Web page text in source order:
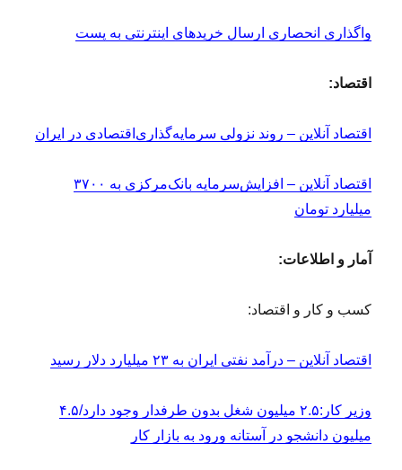
واگذاری انحصاری ارسال خریدهای اینترنتی به پست
اقتصاد:
اقتصاد آنلاین – روند نزولی سرمایه‌گذاری‌اقتصادی در ایران
اقتصاد آنلاین – افزایش‌سرمایه بانک‌مرکزی به ۳۷۰۰
میلیارد تومان
آمار و اطلاعات:
کسب و کار و اقتصاد:
اقتصاد آنلاین – درآمد نفتی ایران به ۲۳ میلیارد دلار رسید
وزیر کار:۲.۵ میلیون شغل بدون طرفدار وجود دارد/۴.۵
میلیون دانشجو در آستانه ورود به بازار کار